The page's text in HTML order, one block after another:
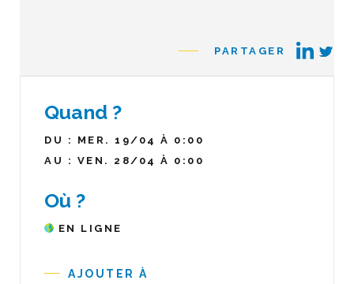
PARTAGER
Quand ?
DU : MER. 19/04 À 0:00
AU : VEN. 28/04 À 0:00
Où ?
EN LIGNE
AJOUTER À